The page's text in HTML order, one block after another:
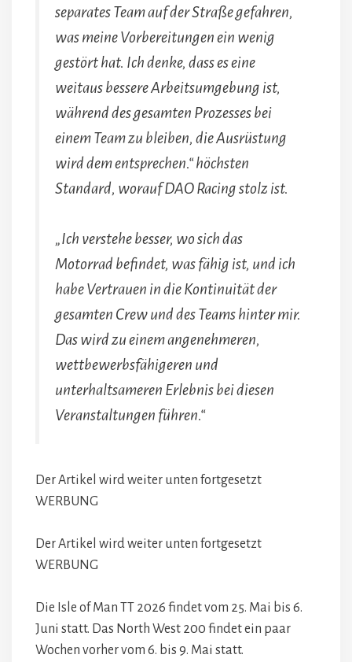
separates Team auf der Straße gefahren,
was meine Vorbereitungen ein wenig
gestört hat. Ich denke, dass es eine
weitaus bessere Arbeitsumgebung ist,
während des gesamten Prozesses bei
einem Team zu bleiben, die Ausrüstung
wird dem entsprechen.“ höchsten
Standard, worauf DAO Racing stolz ist.
„Ich verstehe besser, wo sich das
Motorrad befindet, was fähig ist, und ich
habe Vertrauen in die Kontinuität der
gesamten Crew und des Teams hinter mir.
Das wird zu einem angenehmeren,
wettbewerbsfähigeren und
unterhaltsameren Erlebnis bei diesen
Veranstaltungen führen.“
Der Artikel wird weiter unten fortgesetzt
WERBUNG
Der Artikel wird weiter unten fortgesetzt
WERBUNG
Die Isle of Man TT 2026 findet vom 25. Mai bis 6.
Juni statt. Das North West 200 findet ein paar
Wochen vorher vom 6. bis 9. Mai statt.